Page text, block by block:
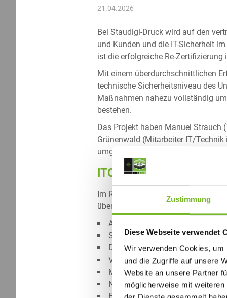
Zustimmung
Diese Webseite verwendet
Wir verwenden Cookies,
und die Zugriffe auf unsere
Website an unsere Partner
möglicherweise mit
21.04.2026
Bei Staudigl-Druck wird auf den
und Kunden und die IT-Sicherheit
ist die erfolgreiche Re-
Mit einem überdurchschnittlichen
technische Sicherheitsniveau des
Maßnahmen nahezu vollständig
bestehen.
Das Projekt haben Manuel Strauch
Grünenwald (Mitarbeiter IT/
umgesetzt.
ITQ Basisprüfung: IT-
Im Rahmen eines umfassenden
überprüft. Dabei standen folgende
Analyse der bestehenden IT-
Sicherheit von IT-Systemen
Datensicherung
VPN und WLAN
Mobile Endgeräte
Notfallvorsorge